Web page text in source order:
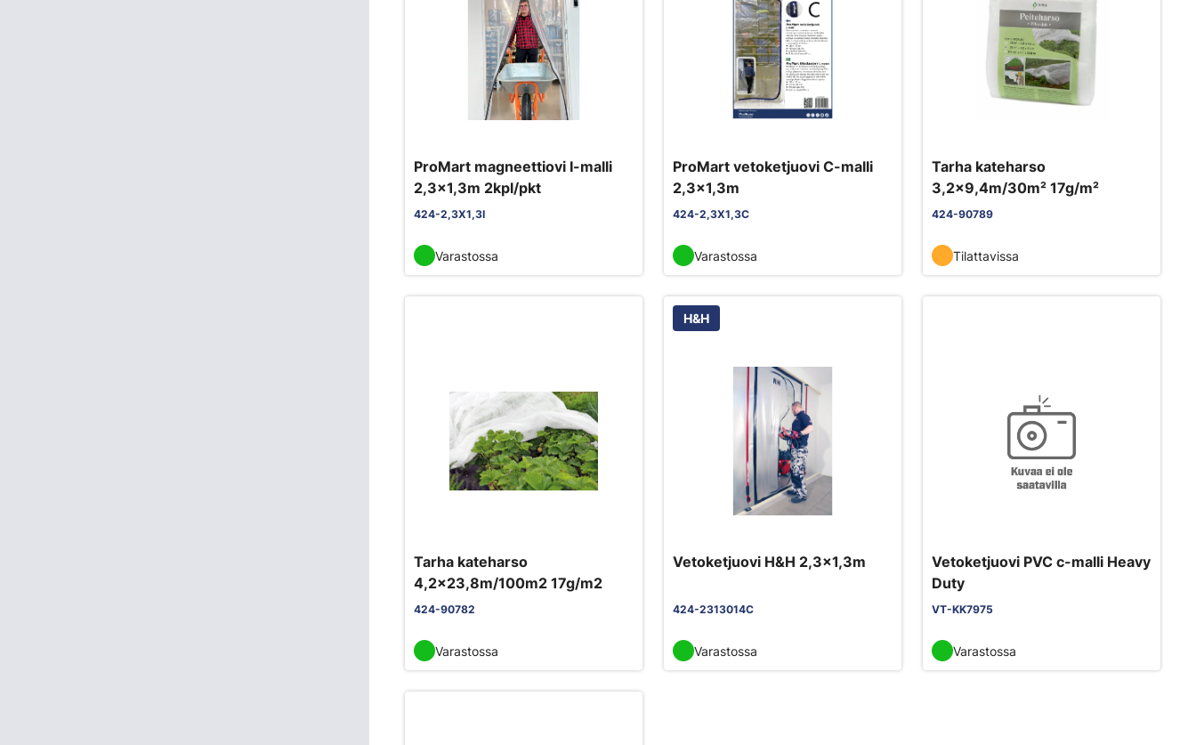
ProMart magneettiovi I-malli
2,3x1,3m 2kpl/pkt
424-2,3X1,3I
Varastossa
ProMart vetoketjuovi C-malli
2,3x1,3m
424-2,3X1,3C
Varastossa
Tarha kateharso
3,2x9,4m/30m² 17g/m²
424-90789
Tilattavissa
Tarha kateharso
4,2x23,8m/100m2 17g/m2
424-90782
Varastossa
H&H
Vetoketjuovi H&H 2,3x1,3m
424-2313014C
Varastossa
Vetoketjuovi PVC c-malli Heavy
Duty
VT-KK7975
Varastossa